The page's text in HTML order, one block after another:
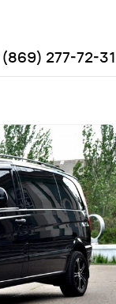
(869) 277-72-31
Benz Vito
с